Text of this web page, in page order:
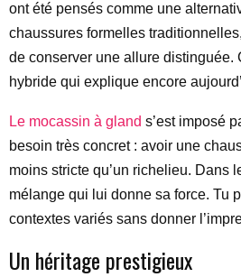
ont été pensés comme une
chaussures formelles
de conserver une allure distinguée.
hybride qui explique encore
Le mocassin à gland s’est imposé
besoin très concret : avoir une
moins stricte qu’un richelieu. Dans
mélange qui lui donne sa force. Tu
contextes variés sans donner
Un héritage prestigieux